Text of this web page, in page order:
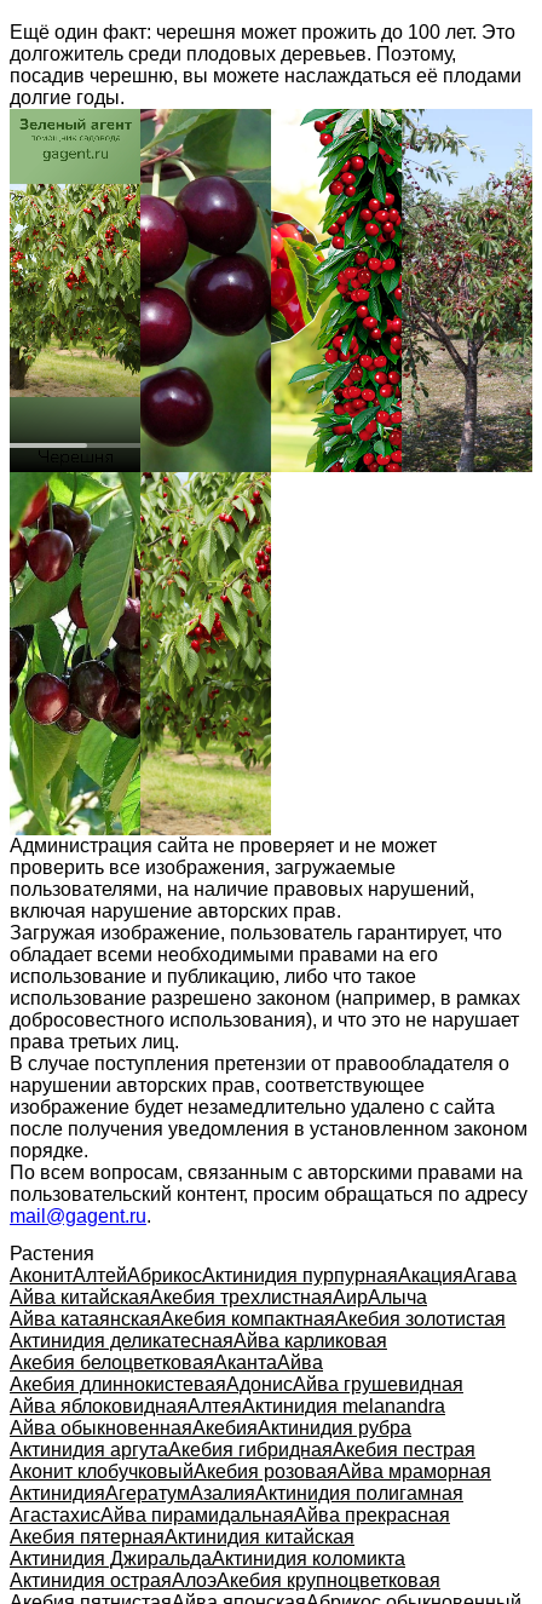
Ещё один факт: черешня может прожить до 100 лет. Это
долгожитель среди плодовых деревьев. Поэтому,
посадив черешню, вы можете наслаждаться её плодами
долгие годы.
Администрация сайта не проверяет и не может
проверить все изображения, загружаемые
пользователями, на наличие правовых нарушений,
включая нарушение авторских прав.
Загружая изображение, пользователь гарантирует, что
обладает всеми необходимыми правами на его
использование и публикацию, либо что такое
использование разрешено законом (например, в рамках
добросовестного использования), и что это не нарушает
права третьих лиц.
В случае поступления претензии от правообладателя о
нарушении авторских прав, соответствующее
изображение будет незамедлительно удалено с сайта
после получения уведомления в установленном законом
порядке.
По всем вопросам, связанным с авторскими правами на
пользовательский контент, просим обращаться по адресу
mail@gagent.ru.
Растения
АконитАлтейАбрикосАктинидия пурпурнаяАкацияАгава
Айва китайскаяАкебия трехлистнаяАирАлыча
Айва катаянскаяАкебия компактнаяАкебия золотистая
Актинидия деликатеснаяАйва карликовая
Акебия белоцветковаяАкантаАйва
Акебия длиннокистеваяАдонисАйва грушевидная
Айва яблоковиднаяАлтеяАктинидия melanandra
Айва обыкновеннаяАкебияАктинидия рубра
Актинидия аргутаАкебия гибриднаяАкебия пестрая
Аконит клобучковыйАкебия розоваяАйва мраморная
АктинидияАгератумАзалияАктинидия полигамная
АгастахисАйва пирамидальнаяАйва прекрасная
Акебия пятернаяАктинидия китайская
Актинидия ДжиральдаАктинидия коломикта
Актинидия остраяАлоэАкебия крупноцветковая